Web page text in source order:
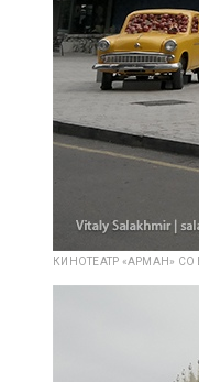
КИНОТЕАТР «АРМАН»